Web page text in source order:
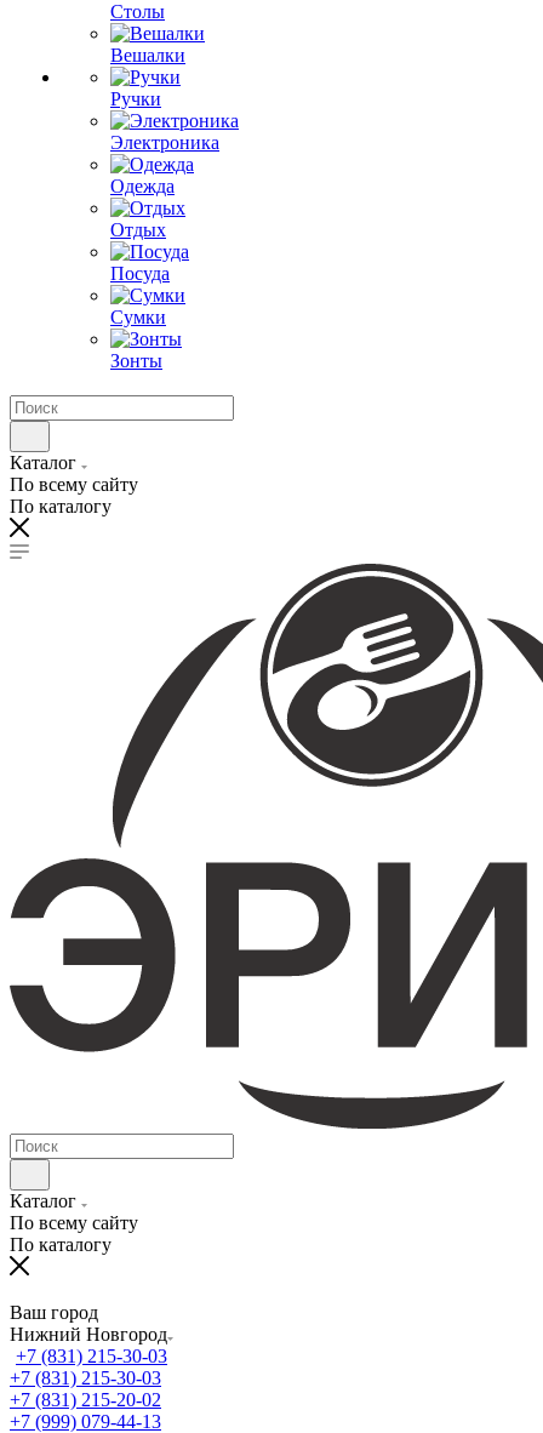
Столы
Вешалки
Ручки
Электроника
Одежда
Отдых
Посуда
Сумки
Зонты
Каталог
По всему сайту
По каталогу
Каталог
По всему сайту
По каталогу
Ваш город
Нижний Новгород
+7 (831) 215-30-03
+7 (831) 215-30-03
+7 (831) 215-20-02
+7 (999) 079-44-13